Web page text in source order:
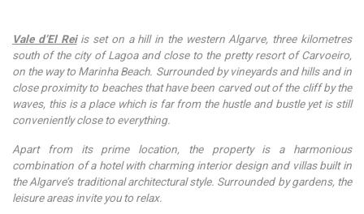
Vale d’El Reiis set on a hill in the western Algarve, three kilometres
south of the city of Lagoa and close to the pretty resort of Carvoeiro,
on the way to Marinha Beach. Surrounded by vineyards and hills and in
close proximity to beaches that have been carved out of the cliff by the
waves, this is a place which is far from the hustle and bustle yet is still
conveniently close to everything.
Apart from its prime location, the property is a harmonious
combination of a hotel with charming interior design and villas built in
the Algarve’s traditional architectural style. Surrounded by gardens, the
leisure areas invite you to relax.